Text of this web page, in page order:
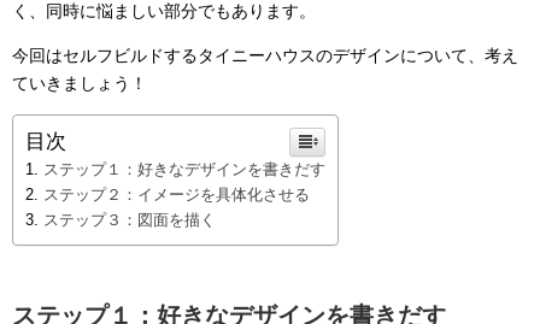
く、同時に悩ましい部分でもあります。
今回はセルフビルドするタイニーハウスのデザインについて、考え
ていきましょう！
目次
ステップ１：好きなデザインを書きだす
ステップ２：イメージを具体化させる
ステップ３：図面を描く
ステップ１：好きなデザインを書きだす